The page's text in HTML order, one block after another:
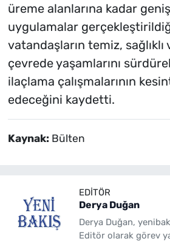
üreme alanlarına kadar
uygulamalar
vatandaşların temiz,
çevrede yaşamlarını
ilaçlama çalışmalarının
edeceğini kaydetti.
Kaynak: Bülten
EDITÖR
Derya Duğan
Derya Duğan,
Editör olarak görev